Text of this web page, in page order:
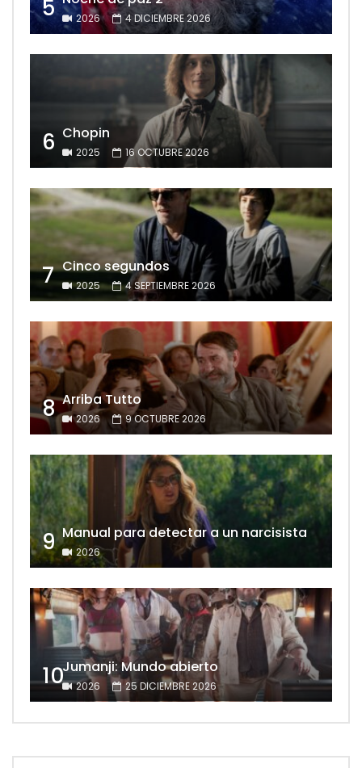
5 2026 4 DICIEMBRE 2026
6 Chopin
2025 16 OCTUBRE 2026
7 Cinco segundos
2025 4 SEPTIEMBRE 2026
8 Arriba Tutto
2026 9 OCTUBRE 2026
9 Manual para detectar a un narcisista
2026
10Jumanji: Mundo abierto
2026 25 DICIEMBRE 2026